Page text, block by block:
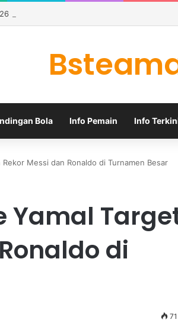
Memanas karena Tiga Tim Masih Memburu
Bola Info Pemain Info
Messi dan Ronaldo di Turnamen Besar
Yamal
di
71